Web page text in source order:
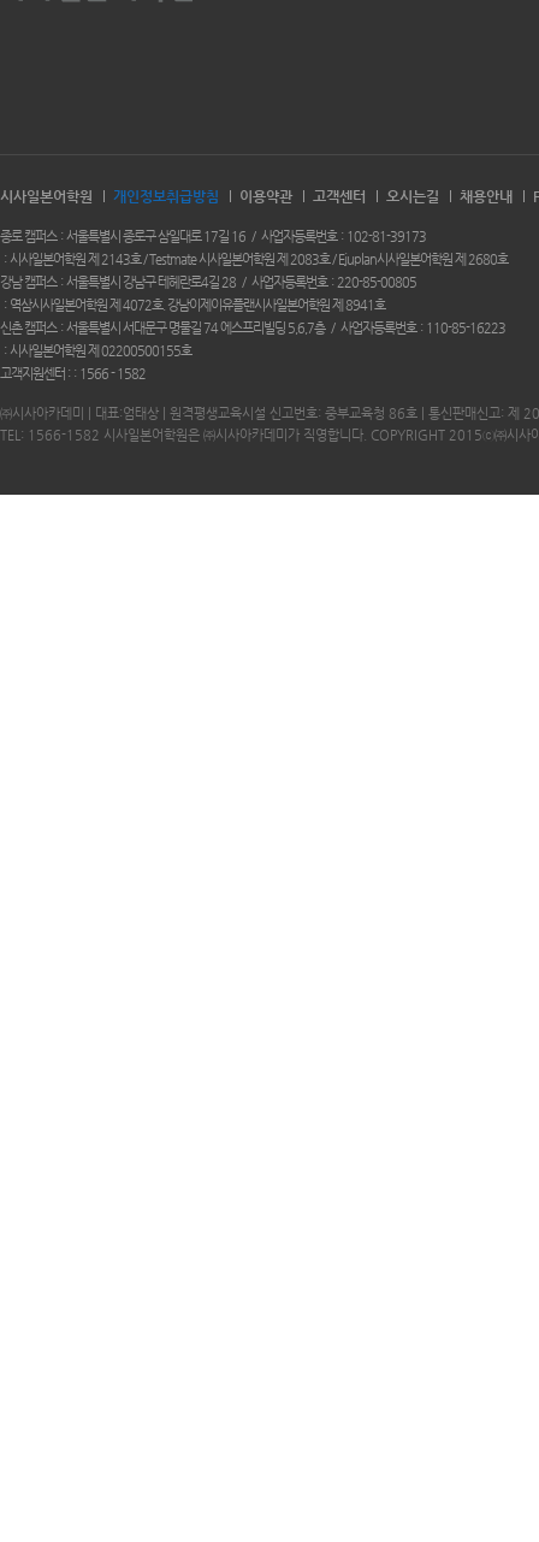
시사일본어학원 개인정보취급방침 이용약관 고객센터 오시는길 채용안내
종로 캠퍼스 서울특별시 종로구 삼일대로 17길 16 사업자등록번호
102-81-39173
시사일본어학원 제 2143호 / Testmate 시사일본어학원 제 2083호 / Ejuplan시사일본어학원 제 2680호
강남 캠퍼스
서울특별시 강남구 테헤란로4길 28 사업자등록번호
220-85-00805
역삼시사일본어학원 제 4072호. 강남이제이유플랜시사일본어학원 제 8941호
신촌 캠퍼스
서울특별시 서대문구 명물길 74 에스프리빌딩 5,6,7층 사업자등록번호
110-85-16223
시사일본어학원 제 02200500155호
고객지원센터 :
1566 - 1582
㈜시사아카데미 | 대표:엄태상 | 원격평생교육시설 신고번호: 중부교육청 86호 | 통신판매신고: 제
TEL: 1566-1582 시사일본어학원은 ㈜시사아카데미가 직영합니다. COPYRIGHT 2015ⓒ㈜시사